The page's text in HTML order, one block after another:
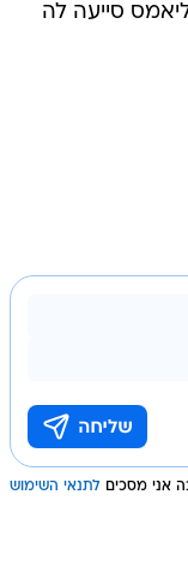
וויליאמס סייעה לה
אני מסכים לתנאי השימוש